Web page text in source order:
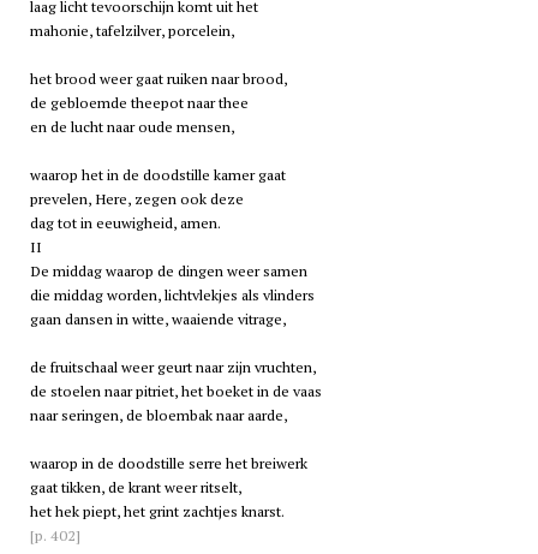
laag licht tevoorschijn komt uit het
mahonie, tafelzilver, porcelein,
het brood weer gaat ruiken naar brood,
de gebloemde theepot naar thee
en de lucht naar oude mensen,
waarop het in de doodstille kamer gaat
prevelen, Here, zegen ook deze
dag tot in eeuwigheid, amen.
II
De middag waarop de dingen weer samen
die middag worden, lichtvlekjes als vlinders
gaan dansen in witte, waaiende vitrage,
de fruitschaal weer geurt naar zijn vruchten,
de stoelen naar pitriet, het boeket in de vaas
naar seringen, de bloembak naar aarde,
waarop in de doodstille serre het breiwerk
gaat tikken, de krant weer ritselt,
het hek piept, het grint zachtjes knarst.
[p. 402]